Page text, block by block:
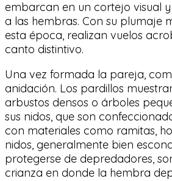
embarcan en un cortejo visual
a las hembras. Con su plumaje
esta época, realizan vuelos
canto distintivo.
Una vez formada la pareja,
anidación. Los pardillos
arbustos densos o árboles
sus nidos, que son
con materiales como ramitas,
nidos, generalmente bien
protegerse de depredadores,
crianza en donde la hembra